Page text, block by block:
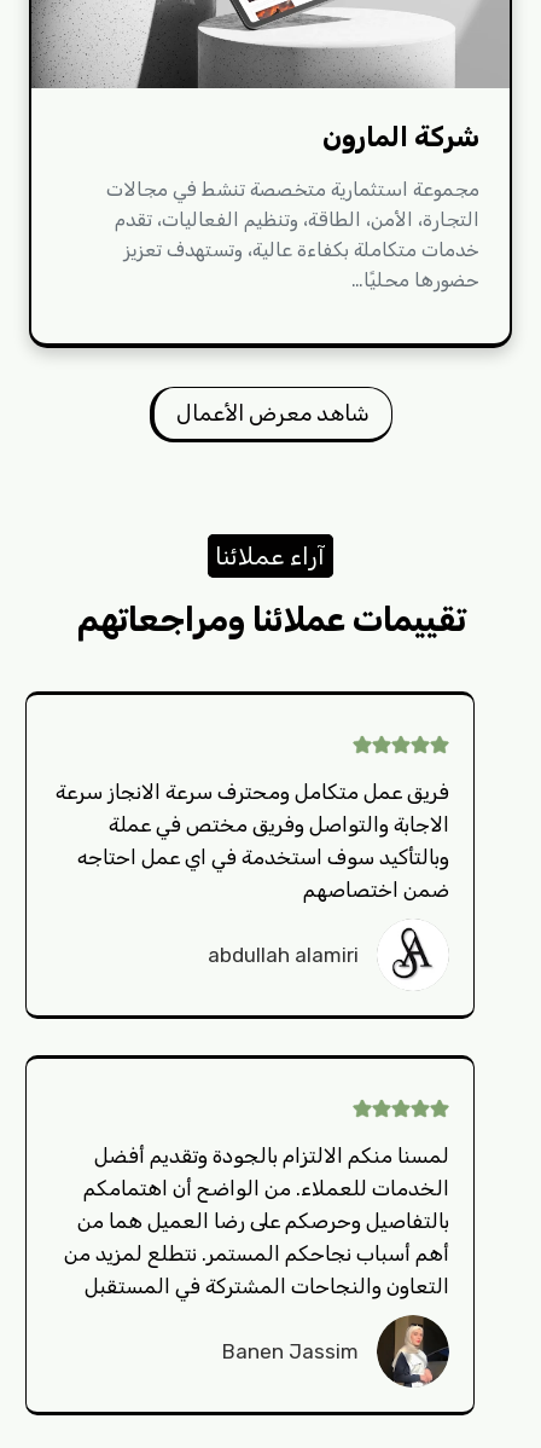
شركة المارون
مجموعة استثمارية متخصصة تنشط في مجالات
التجارة، الأمن، الطاقة، وتنظيم الفعاليات، تقدم
خدمات متكاملة بكفاءة عالية، وتستهدف تعزيز
حضورها محليًا…
شاهد معرض الأعمال
آراء عملائنا
تقييمات عملائنا ومراجعاتهم
فريق عمل متكامل ومحترف سرعة الانجاز سرعة
الاجابة والتواصل وفريق مختص في عملة
وبالتأكيد سوف استخدمة في اي عمل احتاجه
ضمن اختصاصهم
abdullah alamiri
لمسنا منكم الالتزام بالجودة وتقديم أفضل
الخدمات للعملاء. من الواضح أن اهتمامكم
بالتفاصيل وحرصكم على رضا العميل هما من
أهم أسباب نجاحكم المستمر. نتطلع لمزيد من
التعاون والنجاحات المشتركة في المستقبل
Banen Jassim